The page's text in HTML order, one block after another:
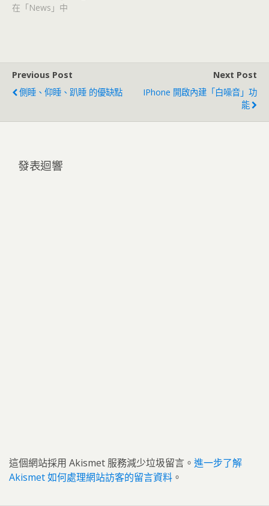
在「News」中
Previous Post
側睡、仰睡、趴睡 的優缺點
Next Post
IPhone 開啟內建「白噪音」功
能
發表迴響
這個網站採用 Akismet 服務減少垃圾留言。 進一步了解
Akismet 如何處理網站訪客的留言資料 。